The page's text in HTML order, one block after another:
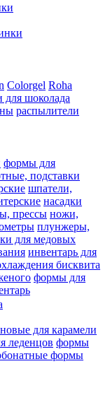
Colorgel Roha
для шоколада
распылители
формы для
подставки
шпатели,
насадки
прессы ножи,
плунжеры,
для медовых
инвентарь для
бисквита
формы для
для карамели
леденцов формы
формы